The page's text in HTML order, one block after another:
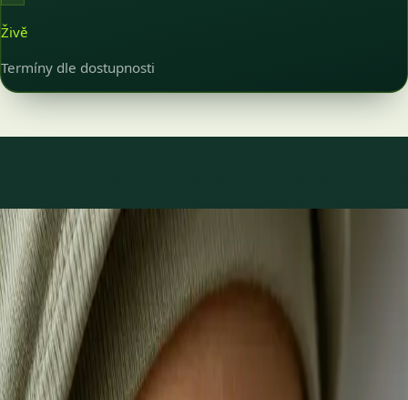
Živě
Termíny dle dostupnosti
Co léčíme
Péče o to, co skutečně
trápí.